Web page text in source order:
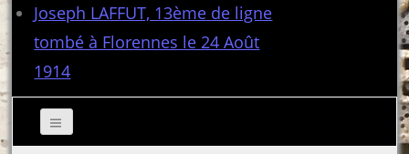
Joseph LAFFUT, 13ème de ligne
tombé à Florennes le 24 Août
1914